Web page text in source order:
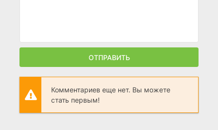
ОТПРАВИТЬ
Комментариев еще нет. Вы можете
стать первым!